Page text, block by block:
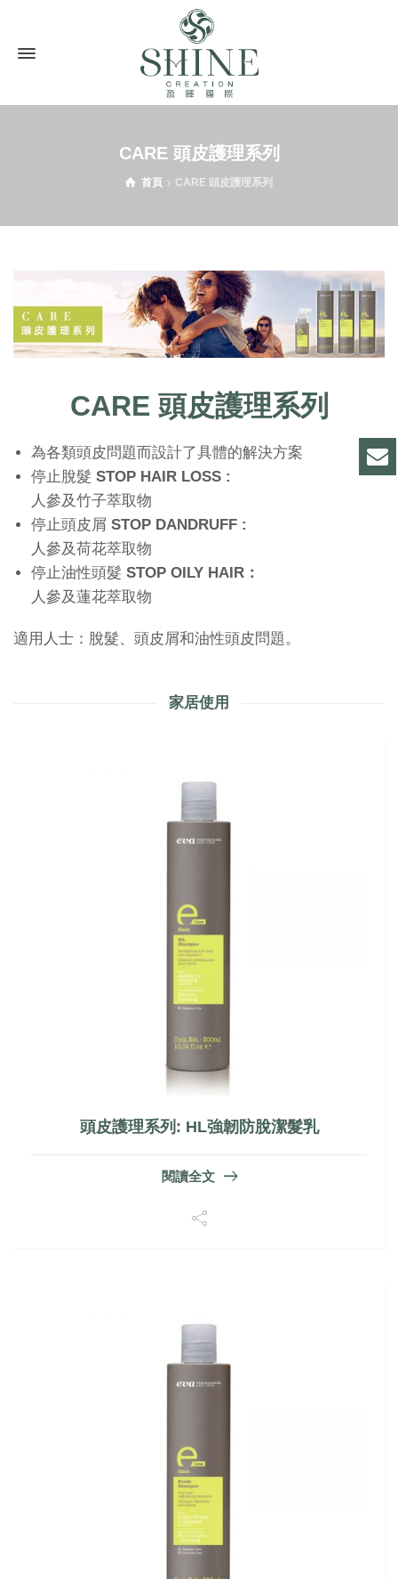
CARE 頭皮護理系列
首頁 CARE 頭皮護理系列
CARE 頭皮護理系列
為各類頭皮問題而設計了具體的解決方案
停止脫髮 STOP HAIR LOSS :
人參及竹子萃取物
停止頭皮屑 STOP DANDRUFF :
人參及荷花萃取物
停止油性頭髮 STOP OILY HAIR：
人參及蓮花萃取物
適用人士：脫髮、頭皮屑和油性頭皮問題。
家居使用
頭皮護理系列: HL強韌防脫潔髮乳
閱讀全文